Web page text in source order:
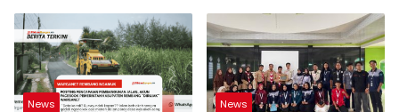
News News